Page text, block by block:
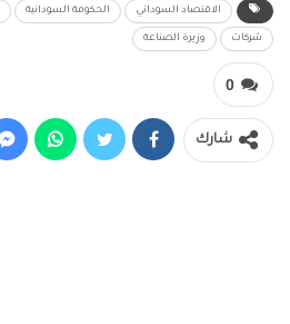
الاقتصاد السوداني الحكومة السودانية
شركات وزيرة الصناعة
0
شارك